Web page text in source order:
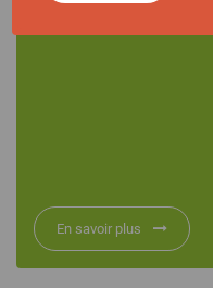
En savoir plus